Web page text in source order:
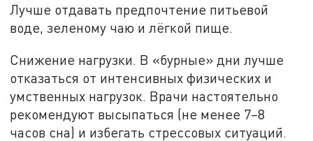
Лучше отдавать предпочтение питьевой
воде, зеленому чаю и лёгкой пище.
Снижение нагрузки. В «бурные» дни лучше
отказаться от интенсивных физических и
умственных нагрузок. Врачи настоятельно
рекомендуют высыпаться (не менее 7–8
часов сна) и избегать стрессовых ситуаций.